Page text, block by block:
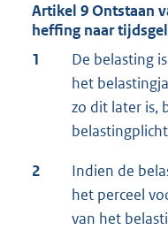
Artikel 9 Ontstaan
heffing naar
1
De belasting
het
zo dit later is,
2
Indien de
het perceel
van het